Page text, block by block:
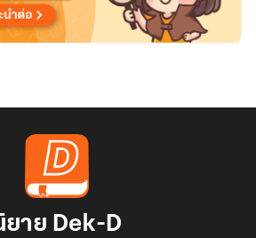
ยาย Dek-D